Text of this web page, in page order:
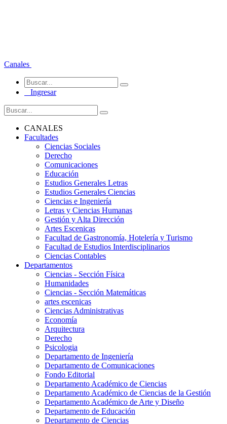
Canales
Ingresar
CANALES
Facultades
Ciencias Sociales
Derecho
Comunicaciones
Educación
Estudios Generales Letras
Estudios Generales Ciencias
Ciencias e Ingeniería
Letras y Ciencias Humanas
Gestión y Alta Dirección
Artes Escenicas
Facultad de Gastronomía, Hotelería y Turismo
Facultad de Estudios Interdisciplinarios
Ciencias Contables
Departamentos
Ciencias - Sección Física
Humanidades
Ciencias - Sección Matemáticas
artes escenicas
Ciencias Administrativas
Economía
Arquitectura
Derecho
Psicologia
Departamento de Ingeniería
Departamento de Comunicaciones
Fondo Editorial
Departamento Académico de Ciencias
Departamento Académico de Ciencias de la Gestión
Departamento Académico de Arte y Diseño
Departamento de Educación
Departamento de Ciencias